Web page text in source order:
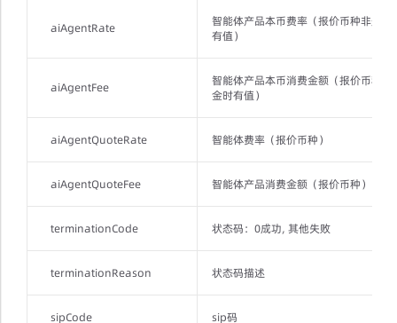
aiAgentRate
智能体产品本币费率（报价币种非美金
有值）
aiAgentFee
智能体产品本币消费金额（报价币种非
金时有值）
aiAgentQuoteRate 智能体费率（报价币种）
aiAgentQuoteFee 智能体产品消费金额（报价币种）
terminationCode 状态码：0成功, 其他失败
terminationReason 状态码描述
sipCode sip码